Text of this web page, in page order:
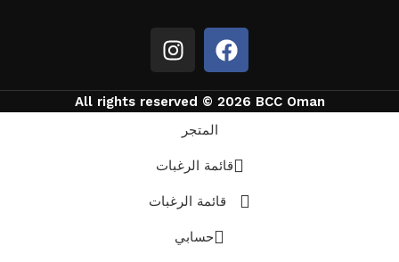
All rights reserved © 2026 BCC Oman
المتجر
قائمة الرغبات
قائمة الرغبات
حسابي